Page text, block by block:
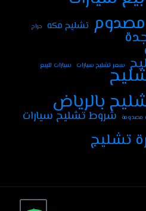
تشليح مكه حراج
سعر تشليح سيارات سيارات للبيع
بالرياض
مصدومة شروط تشليح سيارات
تشليج